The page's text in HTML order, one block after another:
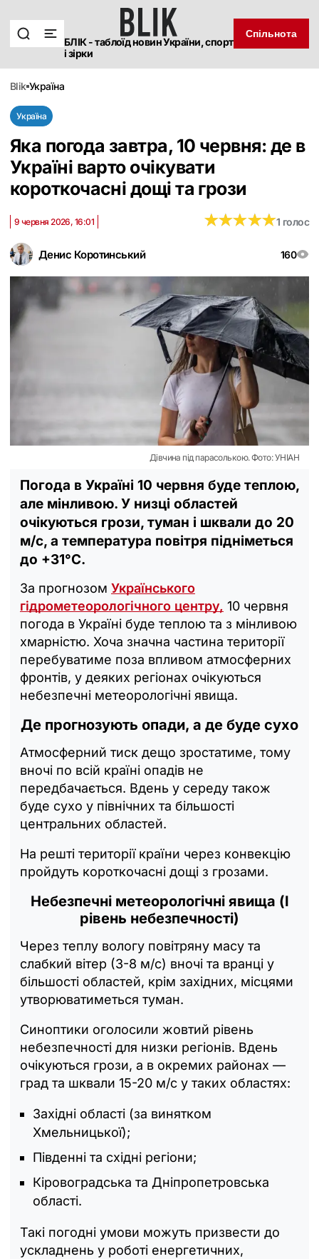
БЛІК - таблоїд новин України, спорт
і зірки
Спільнота
blik україна
Україна
Яка погода завтра, 10 червня: де в
Україні варто очікувати
короткочасні дощі та грози
Денис Коротинський 160
9 червня 2026, 16:01 ★★★★★
★★★★★1 голос
Дівчина під парасолькою. Фото: УНІАН
Погода в Україні 10 червня буде теплою,
але мінливою. У низці областей
очікуються грози, туман і шквали до 20
м/с, а температура повітря підніметься
до +31°С.
За прогнозом Українського
гідрометеорологічного центру, 10 червня
погода в Україні буде теплою та з мінливою
хмарністю. Хоча значна частина території
перебуватиме поза впливом атмосферних
фронтів, у деяких регіонах очікуються
небезпечні метеорологічні явища.
Де прогнозують опади, а де буде сухо
Атмосферний тиск дещо зростатиме, тому
вночі по всій країні опадів не
передбачається. Вдень у середу також
буде сухо у північних та більшості
центральних областей.
На решті території країни через конвекцію
пройдуть короткочасні дощі з грозами.
Небезпечні метеорологічні явища (I
рівень небезпечності)
Через теплу вологу повітряну масу та
слабкий вітер (3-8 м/с) вночі та вранці у
більшості областей, крім західних, місцями
утворюватиметься туман.
Синоптики оголосили жовтий рівень
небезпечності для низки регіонів. Вдень
очікуються грози, а в окремих районах —
град та шквали 15-20 м/с у таких областях:
Західні області (за винятком
Хмельницької);
Південні та східні регіони;
Кіровоградська та Дніпропетровська
області.
Такі погодні умови можуть призвести до
ускладнень у роботі енергетичних,